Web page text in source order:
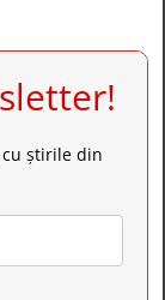
știrile din